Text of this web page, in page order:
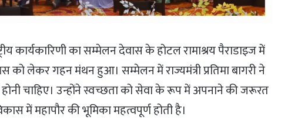
कार्यकारिणी का सम्मेलन देवास के होटल रामाश्रय पैराडाइज में
लेकर गहन मंथन हुआ। सम्मेलन में राज्यमंत्री प्रतिमा बागरी ने
चाहिए। उन्होंने स्वच्छता को सेवा के रूप में अपनाने की जरूरत
में महापौर की भूमिका महत्वपूर्ण होती है।